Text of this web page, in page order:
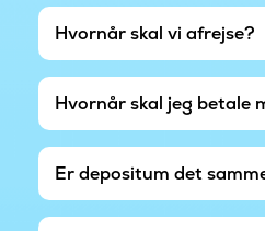
Hvornår skal vi afrejse?
Hvornår skal jeg betale
Er depositum det